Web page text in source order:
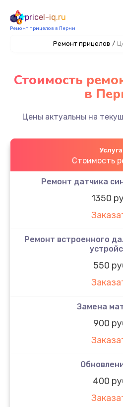
pricel-iq.ru
Ремонт прицелов в Перми
Ремонт прицелов /
Стоимость
в
Цены актуальны на
Услуга
Стоимость
Ремонт датчика
1350
Ремонт встроенного
550
Замена
900
400